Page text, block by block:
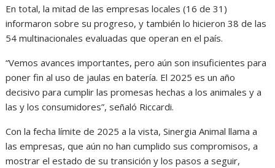
En total, la mitad de las empresas locales (16 de 31)
informaron sobre su progreso, y también lo hicieron 38 de las
54 multinacionales evaluadas que operan en el país.
“Vemos avances importantes, pero aún son insuficientes para
poner fin al uso de jaulas en batería. El 2025 es un año
decisivo para cumplir las promesas hechas a los animales y a
las y los consumidores”, señaló Riccardi.
Con la fecha límite de 2025 a la vista, Sinergia Animal llama a
las empresas, que aún no han cumplido sus compromisos, a
mostrar el estado de su transición y los pasos a seguir,